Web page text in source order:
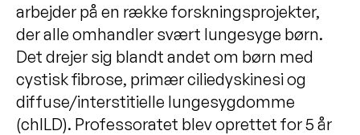
arbejder på en række forskningsprojekter,
der alle omhandler svært lungesyge børn.
Det drejer sig blandt andet om børn med
cystisk fibrose, primær ciliedyskinesi og
diffuse/interstitielle lungesygdomme
(chILD). Professoratet blev oprettet for 5 år